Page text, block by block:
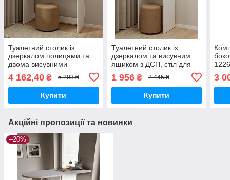
Туалетний столик із
дзеркалом полицями та
двома висувними
ящиками з ДСП, стіл для
макіяжу, гримерний стіл
ТС-2
4 162,40 ₴ 5 203 ₴
Купити
Туалетний столик із
дзеркалом та висувним
ящиком з ДСП, стіл для
макіяжу, гримерний стіл
ТС-4
1 956₴ 2 445 ₴
Купити
3
Акційні пропозиції та новинки
–20%